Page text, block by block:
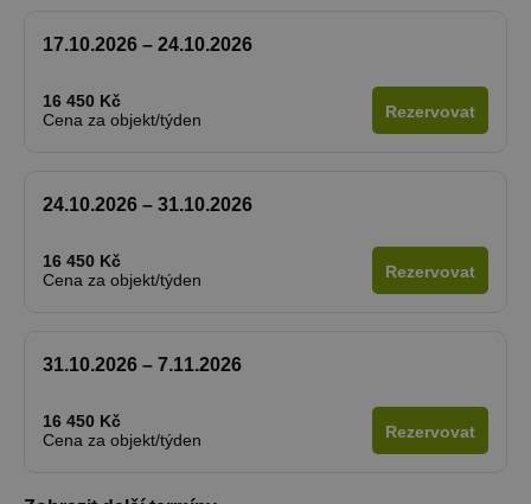
17.10.2026 – 24.10.2026
16 450 Kč
Cena za objekt/týden
Rezervovat
24.10.2026 – 31.10.2026
16 450 Kč
Cena za objekt/týden
Rezervovat
31.10.2026 – 7.11.2026
16 450 Kč
Cena za objekt/týden
Rezervovat